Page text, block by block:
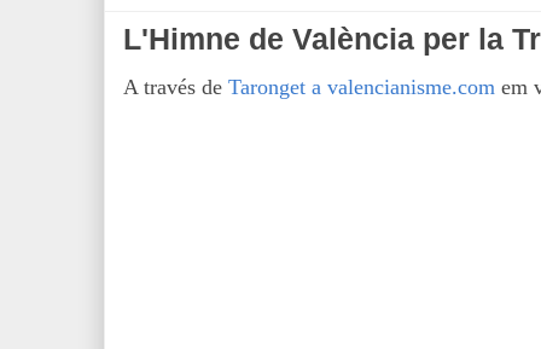
L'Himne de València per la
A través de Taronget a valencianisme.com em